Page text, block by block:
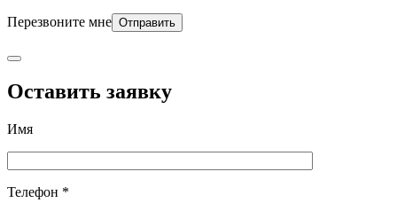
Перезвоните мне
Оставить заявку
Имя
Телефон *